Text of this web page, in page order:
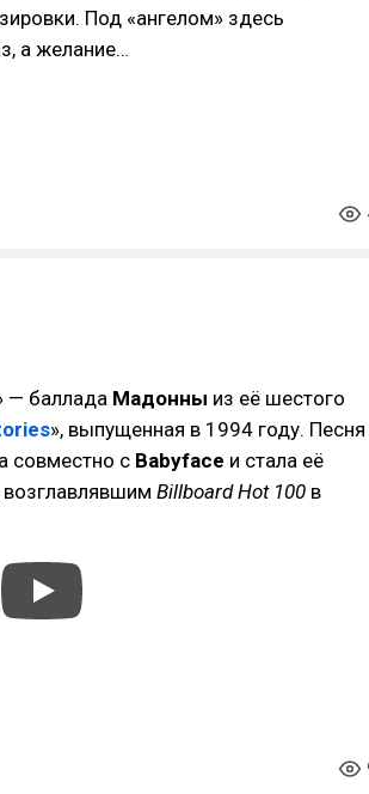
Под «ангелом» здесь
а желание…
— баллада Мадонны из её шестого
», выпущенная в 1994 году. Песня
совместно с Babyface и стала её
Billboard Hot 100 в